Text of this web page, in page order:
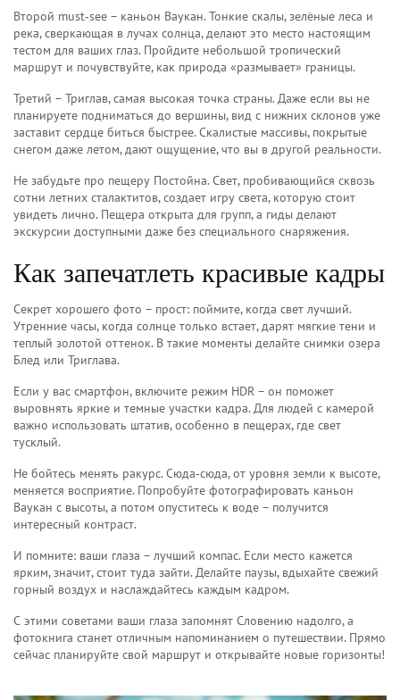
Второй must‑see – каньон Ваукан. Тонкие скалы, зелёные леса и
река, сверкающая в лучах солнца, делают это место настоящим
тестом для ваших глаз. Пройдите небольшой тропический
маршрут и почувствуйте, как природа «размывает» границы.
Третий – Триглав, самая высокая точка страны. Даже если вы не
планируете подниматься до вершины, вид с нижних склонов уже
заставит сердце биться быстрее. Скалистые массивы, покрытые
снегом даже летом, дают ощущение, что вы в другой реальности.
Не забудьте про пещеру Постойна. Свет, пробивающийся сквозь
сотни летних сталактитов, создает игру света, которую стоит
увидеть лично. Пещера открыта для групп, а гиды делают
экскурсии доступными даже без специального снаряжения.
Как запечатлеть красивые кадры
Секрет хорошего фото – прост: поймите, когда свет лучший.
Утренние часы, когда солнце только встает, дарят мягкие тени и
теплый золотой оттенок. В такие моменты делайте снимки озера
Блед или Триглава.
Если у вас смартфон, включите режим HDR – он поможет
выровнять яркие и темные участки кадра. Для людей с камерой
важно использовать штатив, особенно в пещерах, где свет
тусклый.
Не бойтесь менять ракурс. Сюда‑сюда, от уровня земли к высоте,
меняется восприятие. Попробуйте фотографировать каньон
Ваукан с высоты, а потом опуститесь к воде – получится
интересный контраст.
И помните: ваши глаза – лучший компас. Если место кажется
ярким, значит, стоит туда зайти. Делайте паузы, вдыхайте свежий
горный воздух и наслаждайтесь каждым кадром.
С этими советами ваши глаза запомнят Словению надолго, а
фотокнига станет отличным напоминанием о путешествии. Прямо
сейчас планируйте свой маршрут и открывайте новые горизонты!